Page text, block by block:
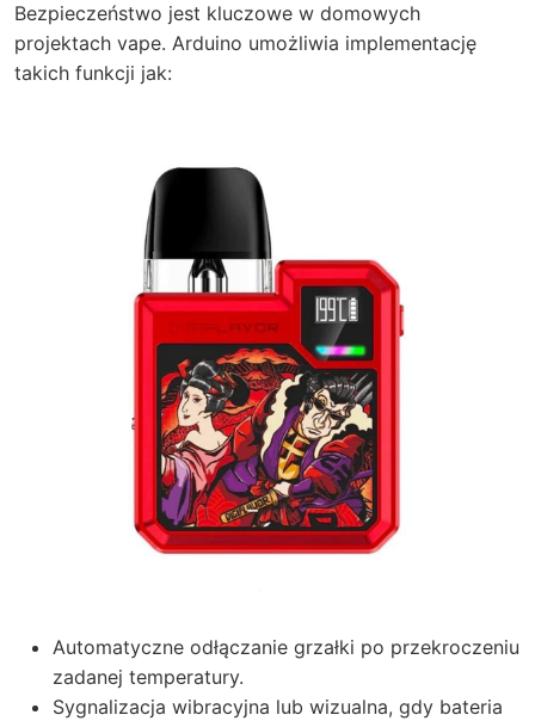
Bezpieczeństwo jest kluczowe w domowych
projektach vape. Arduino umożliwia implementację
takich funkcji jak:
Automatyczne odłączanie grzałki po przekroczeniu
zadanej temperatury.
Sygnalizacja wibracyjna lub wizualna, gdy bateria